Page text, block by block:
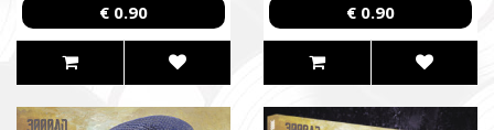
€ 0.90 € 0.90
We help combat units (ZSU, NMU, SBGS, Territorial
Defense Forces) in accordance with our priorities and
capabilities. We give priority to those formations that are